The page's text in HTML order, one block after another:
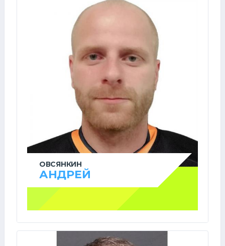
ОВСЯНКИН
АНДРЕЙ